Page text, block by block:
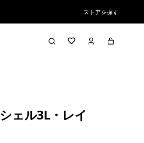
ストアを探す
ェル3L・レイ